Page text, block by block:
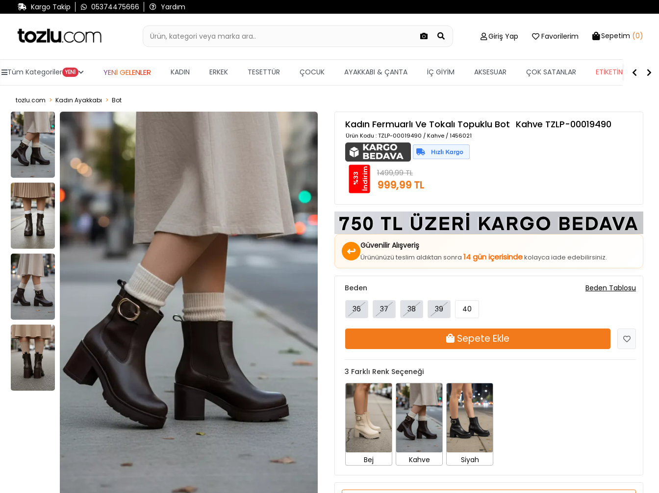
Kargo Takip 05374475666 Yardım
Giriş Yap Favorilerim Sepetim (0)
Tüm Kategoriler YENİ YENİ GELENLER KADIN ERKEK TESETTÜR ÇOCUK AYAKKABI & ÇANTA İÇ GİYİM AKSESUAR ÇOK SATANLAR ETİKETİN YARISI
tozlu.com Kadın Ayakkabı Bot
Kadın Fermuarlı Ve Tokalı Topuklu Bot Kahve TZLP-00019490
Ürün Kodu : TZLP-00019490 / Kahve / 1456021
%
3
3
İ
n
d
i
r
i m 1499,99 TL
999,99 TL
↩ Güvenilir Alışveriş
Ürününüzü teslim aldıktan sonra14 gün içerisindekolayca iade edebilirsiniz.
36
Sepete Ekle
3Farklı Renk Seçeneği
Bej Kahve Siyah
Koleksiyona Ekle